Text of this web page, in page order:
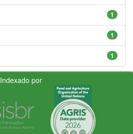
1
1
1
Indexado por